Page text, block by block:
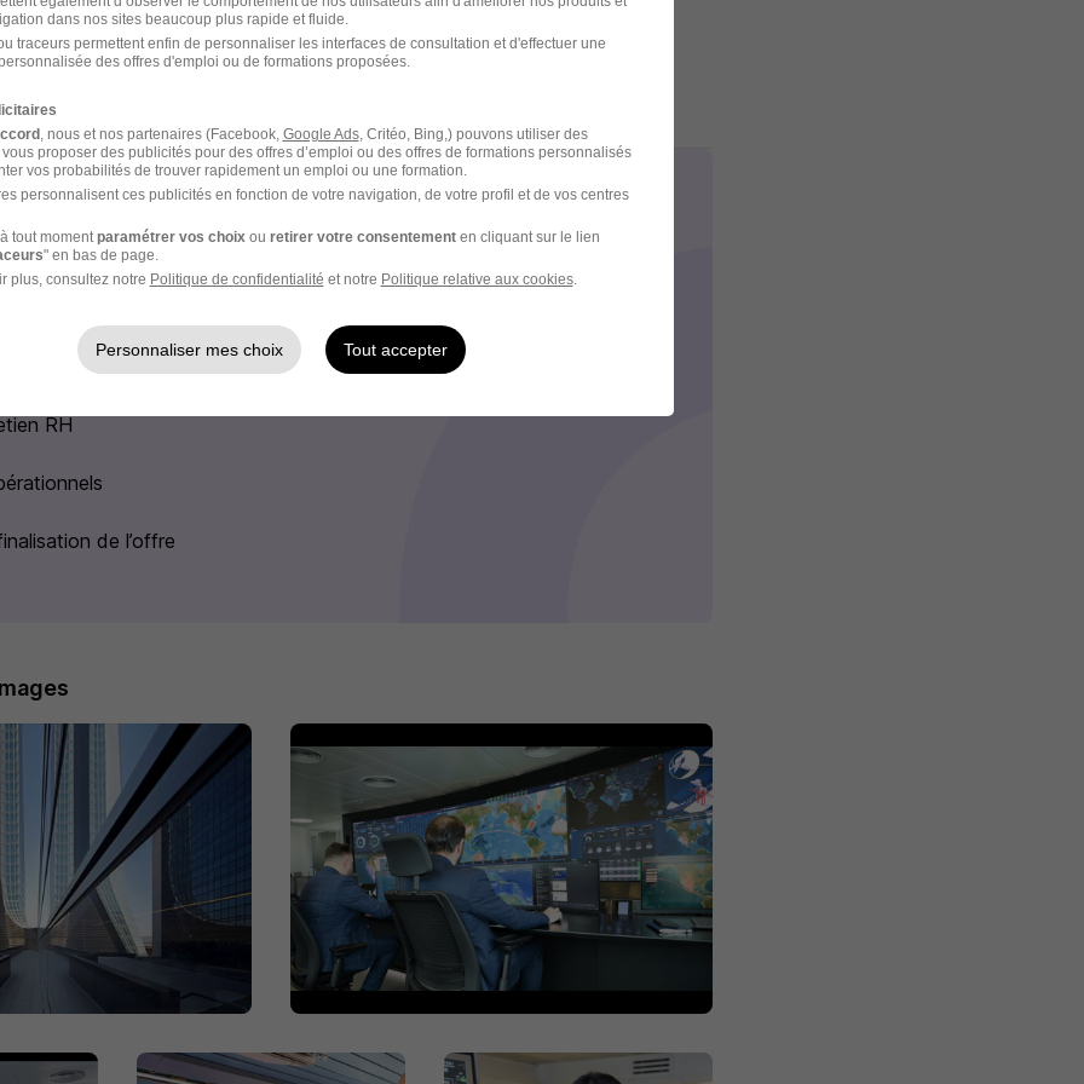
travail agréable au sein de la Tour Jacques SAADE
et prévoyance
des frais de transports en commun
salle de sport, conciergerie (selon bureaux)
recrutement
peuvent varier selon l'offre à laquelle vous postulez.
de contact par notre équipe Recrutement pour les candidat(e)s
RH
de l’offre
dans nos sites beaucoup plus rapide et fluide.
traceurs permettent enfin de personnaliser les interfaces de consultation et d'effectuer une
des offres d'emploi ou de formations proposées.
, nous et nos partenaires (Facebook, Google Ads, Critéo, Bing,) pouvons utiliser des
proposer des publicités pour des offres d’emploi ou des offres de formations personnalisés
vos probabilités de trouver rapidement un emploi ou une formation.
personnalisent ces publicités en fonction de votre navigation, de votre profil et de vos centres
tout moment paramétrer vos choix ou retirer votre consentementen cliquant sur le lien
" en bas de page.
plus, consultez notre Politique de confidentialité et notre Politique relative aux cookies.
Personnaliser mes choix Tout accepter